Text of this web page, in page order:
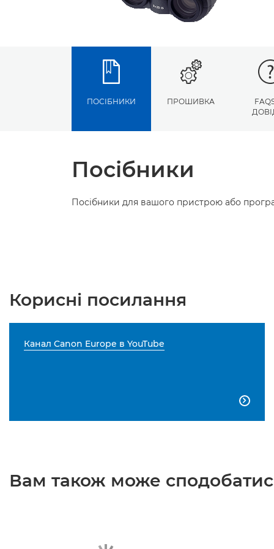
ПОСІБНИКИ ПРОШИВКА
Посібники
Посібники для вашого пристрою або
Корисні посилання
Канал Canon Europe в YouTube

Вам також може